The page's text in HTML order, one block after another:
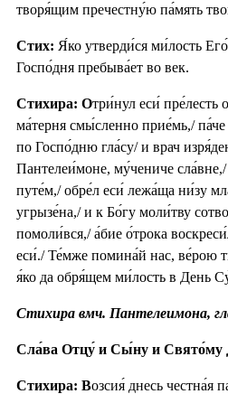
творя́щим пречестну́ю па́мять
Стих: Я́ко утверди́ся ми́лость
Госпо́дня пребыва́ет во век.
Стихира: Отри́нул еси́ пре́лесть
ма́терня смы́сленно прие́мь,/ па́че
по Госпо́дню гла́су/ и врач
Пантелеи́моне, му́чениче
путе́м,/ обре́л еси́ лежа́ща ни́зу
угрызе́на,/ и к Бо́гу моли́тву
помоли́вся,/ а́бие о́трока
еси́./ Те́мже помина́й нас, ве́рою
я́ко да обря́щем ми́лость в День
Стихира вмч. Пантелеимона,
Сла́ва Отцу́ и Сы́ну и Свято́му
Стихира: Возсия́ днесь честна́я